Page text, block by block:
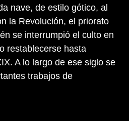
nave, de estilo gótico, al
la Revolución, el priorato
se interrumpió el culto en
restablecerse hasta
A lo largo de ese siglo se
trabajos de